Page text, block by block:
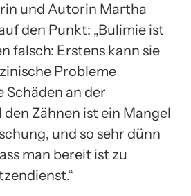
und Autorin Martha
den Punkt: „Bulimie ist
falsch: Erstens kann sie
Probleme
Schäden an der
Zähnen ist ein Mangel
und so sehr dünn
man bereit ist zu